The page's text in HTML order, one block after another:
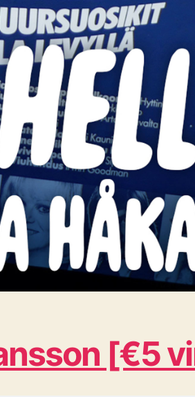
[€5